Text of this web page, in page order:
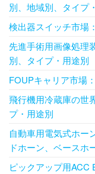
別、地域別、タイプ
検出器スイッチ市場
先進手術用画像処理
別、タイプ・用途別
FOUPキャリア市場
飛行機用冷蔵庫の世
プ・用途別
自動車用電気式ホー
ドホーン、ベースホ
ピックアップ用ACC